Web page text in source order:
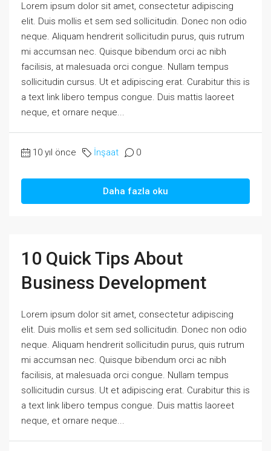
Lorem ipsum dolor sit amet, consectetur adipiscing
elit. Duis mollis et sem sed sollicitudin. Donec non odio
neque. Aliquam hendrerit sollicitudin purus, quis rutrum
mi accumsan nec. Quisque bibendum orci ac nibh
facilisis, at malesuada orci congue. Nullam tempus
sollicitudin cursus. Ut et adipiscing erat. Curabitur this is
a text link libero tempus congue. Duis mattis laoreet
neque, et ornare neque...
10 yıl önce İnşaat 0
Daha fazla oku
10 Quick Tips About
Business Development
Lorem ipsum dolor sit amet, consectetur adipiscing
elit. Duis mollis et sem sed sollicitudin. Donec non odio
neque. Aliquam hendrerit sollicitudin purus, quis rutrum
mi accumsan nec. Quisque bibendum orci ac nibh
facilisis, at malesuada orci congue. Nullam tempus
sollicitudin cursus. Ut et adipiscing erat. Curabitur this is
a text link libero tempus congue. Duis mattis laoreet
neque, et ornare neque...